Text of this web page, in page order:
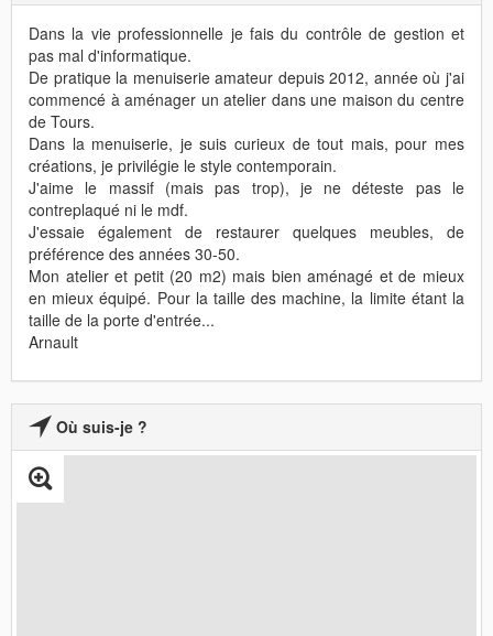
Dans la vie professionnelle je fais du contrôle de gestion et
pas mal d'informatique.
De pratique la menuiserie amateur depuis 2012, année où j'ai
commencé à aménager un atelier dans une maison du centre
de Tours.
Dans la menuiserie, je suis curieux de tout mais, pour mes
créations, je privilégie le style contemporain.
J'aime le massif (mais pas trop), je ne déteste pas le
contreplaqué ni le mdf.
J'essaie également de restaurer quelques meubles, de
préférence des années 30-50.
Mon atelier et petit (20 m2) mais bien aménagé et de mieux
en mieux équipé. Pour la taille des machine, la limite étant la
taille de la porte d'entrée...
Arnault
Où suis-je ?